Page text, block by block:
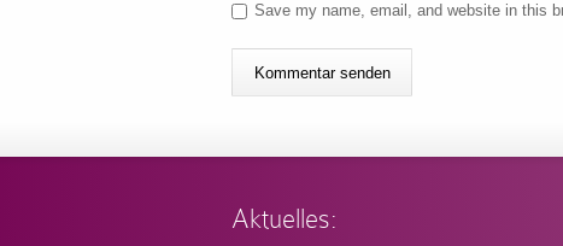
Save my name, email, and website in this
Aktuelles: